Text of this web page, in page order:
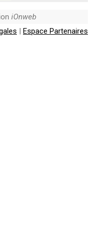
iOnweb
| Espace Partenaires